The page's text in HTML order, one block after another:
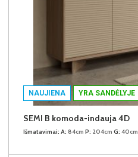
NAUJIENA YRA SANDĖLYJE
SEMI B komoda-indauja 4D
Išmatavimai: A: 84cm P: 204cm G: 40cm